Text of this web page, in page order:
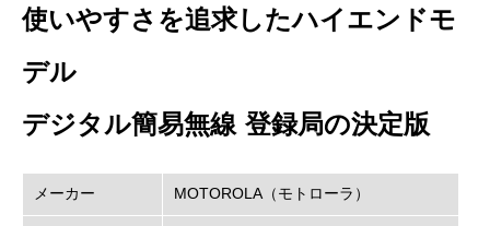
使いやすさを追求したハイエンドモ
デル
デジタル簡易無線 登録局の決定版
メーカー MOTOROLA（モトローラ）